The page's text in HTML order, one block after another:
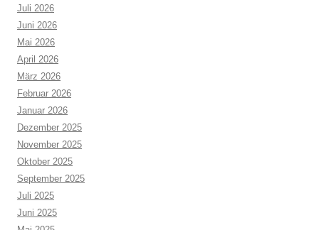
Juli 2026
Juni 2026
Mai 2026
April 2026
März 2026
Februar 2026
Januar 2026
Dezember 2025
November 2025
Oktober 2025
September 2025
Juli 2025
Juni 2025